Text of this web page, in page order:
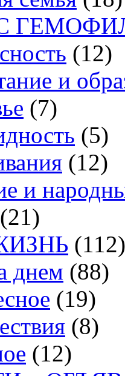
(12)
и
(7)
(5)
(12)
и
(21)
(112)
днем (88)
(19)
(8)
(12)